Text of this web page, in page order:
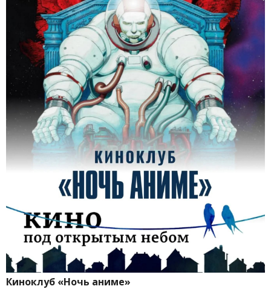
Киноклуб «Ночь аниме»